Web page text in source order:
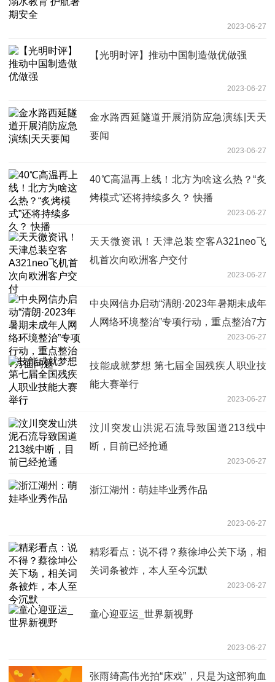
2023-06-27
【光明时评】推动中国制造做优做强
2023-06-27
金水路西延隧道开展消防应急演练|天天
要闻
2023-06-27
40℃高温再上线！北方为啥这么热？“炙
烤模式”还将持续多久？ 快播
2023-06-27
天天微资讯！天津总装空客A321neo飞
机首次向欧洲客户交付
2023-06-27
中央网信办启动“清朗·2023年暑期未成年
人网络环境整治”专项行动，重点整治7方
2023-06-27
技能成就梦想 第七届全国残疾人职业技
能大赛举行
2023-06-27
汶川突发山洪泥石流导致国道213线中
断，目前已经抢通
2023-06-27
浙江湖州：萌娃毕业秀作品
2023-06-27
精彩看点：说不得？蔡徐坤公关下场，相
关词条被炸，本人至今沉默
2023-06-27
童心迎亚运_世界新视野
2023-06-27
张雨绮高伟光拍“床戏”，只是为这部狗血